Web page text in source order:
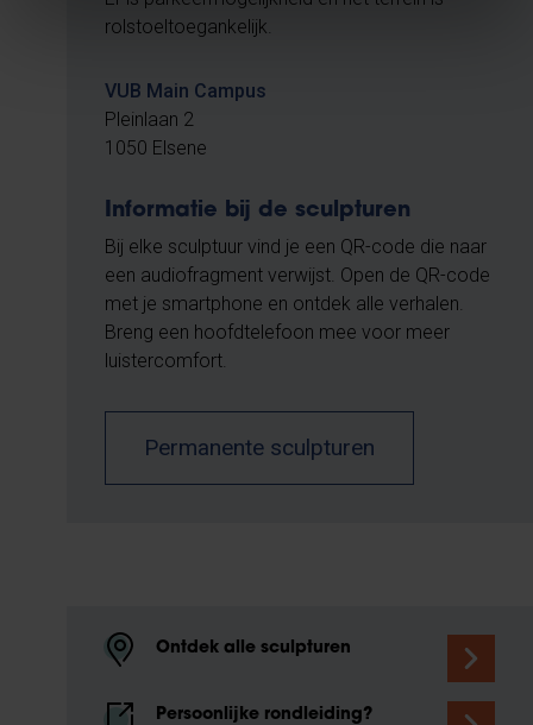
rolstoeltoegankelijk.
VUB Main Campus
Pleinlaan 2
1050 Elsene
Informatie bij de sculpturen
Bij elke sculptuur vind je een QR-code die naar
een audiofragment verwijst. Open de QR-code
met je smartphone en ontdek alle verhalen.
Breng een hoofdtelefoon mee voor meer
luistercomfort.
Permanente sculpturen
Ontdek alle sculpturen
Persoonlijke rondleiding?